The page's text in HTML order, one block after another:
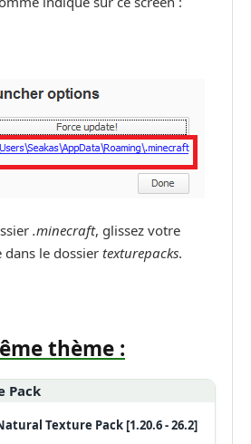
.minecraft, glissez votre
dans le dossier texturepacks.
thème :
Texture Pack [1.20.6 - 26.2]